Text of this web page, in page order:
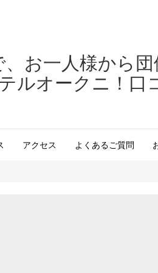
お一人様から
ルオークニ！口
アクセス よくあるご質問